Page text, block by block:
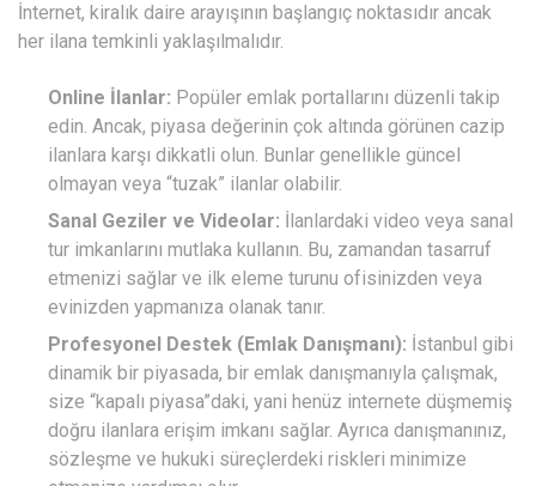
İnternet, kiralık daire arayışının başlangıç noktasıdır ancak
her ilana temkinli yaklaşılmalıdır.
Online İlanlar: Popüler emlak portallarını düzenli takip
edin. Ancak, piyasa değerinin çok altında görünen cazip
ilanlara karşı dikkatli olun. Bunlar genellikle güncel
olmayan veya “tuzak” ilanlar olabilir.
Sanal Geziler ve Videolar: İlanlardaki video veya sanal
tur imkanlarını mutlaka kullanın. Bu, zamandan tasarruf
etmenizi sağlar ve ilk eleme turunu ofisinizden veya
evinizden yapmanıza olanak tanır.
Profesyonel Destek (Emlak Danışmanı): İstanbul gibi
dinamik bir piyasada, bir emlak danışmanıyla çalışmak,
size “kapalı piyasa”daki, yani henüz internete düşmemiş
doğru ilanlara erişim imkanı sağlar. Ayrıca danışmanınız,
sözleşme ve hukuki süreçlerdeki riskleri minimize